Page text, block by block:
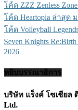
โค้ด ZZZ Zenless
โค้ด Heartopia ล่าสุด
โค้ด Volleyball
Seven Knights
2026
หยิบบรรณาธิการ
บริษัท แร็งค์ โซเชียล
Ltd.